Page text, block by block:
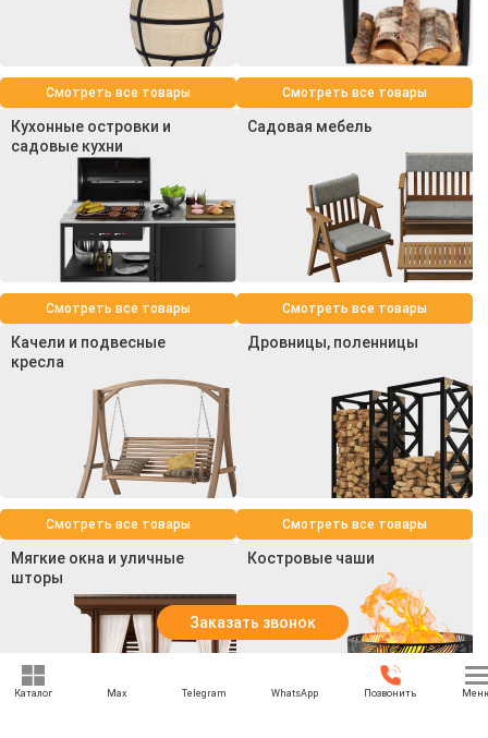
Смотреть все товары Смотреть все товары
Кухонные островки и
садовые кухни
Смотреть все товары
Садовая мебель
Смотреть все товары
Качели и подвесные
кресла
Смотреть все товары
Дровницы, поленницы
Смотреть все товары
Мягкие окна и уличные
шторы
Костровые чаши
Заказать звонок
Каталог Max Telegram WhatsApp Позвонить